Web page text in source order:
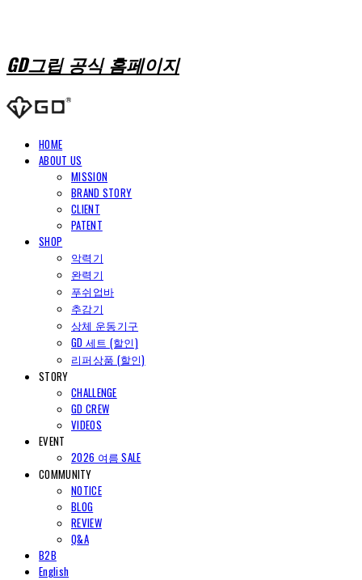
GD그립 공식 홈페이지
HOME
ABOUT US
MISSION
BRAND STORY
CLIENT
PATENT
SHOP
악력기
완력기
푸쉬업바
추감기
상체 운동기구
GD 세트 (할인)
리퍼상품 (할인)
STORY
CHALLENGE
GD CREW
VIDEOS
EVENT
2026 여름 SALE
COMMUNITY
NOTICE
BLOG
REVIEW
Q&A
B2B
English